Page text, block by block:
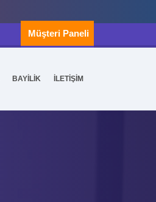
Müşteri Paneli
BAYİLİK İLETİŞİM